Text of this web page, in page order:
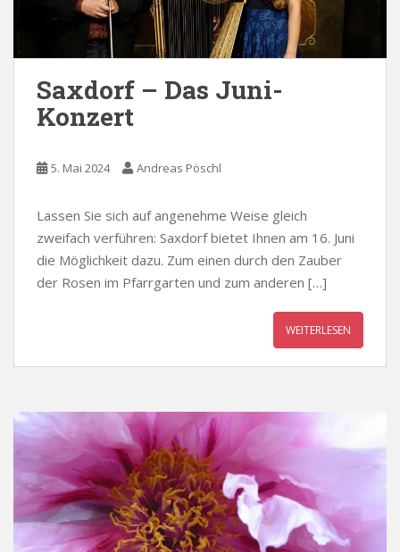
Saxdorf – Das Juni-
Konzert
5. Mai 2024 Andreas Pöschl
Lassen Sie sich auf angenehme Weise gleich
zweifach verführen: Saxdorf bietet Ihnen am 16. Juni
die Möglichkeit dazu. Zum einen durch den Zauber
der Rosen im Pfarrgarten und zum anderen […]
WEITERLESEN